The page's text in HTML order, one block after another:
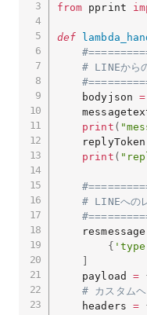
from pprint
def
# LINEから
    bodyjson
=
print (
print (
# LINEへの
{
    payload
=
# カスタム
    headers
=